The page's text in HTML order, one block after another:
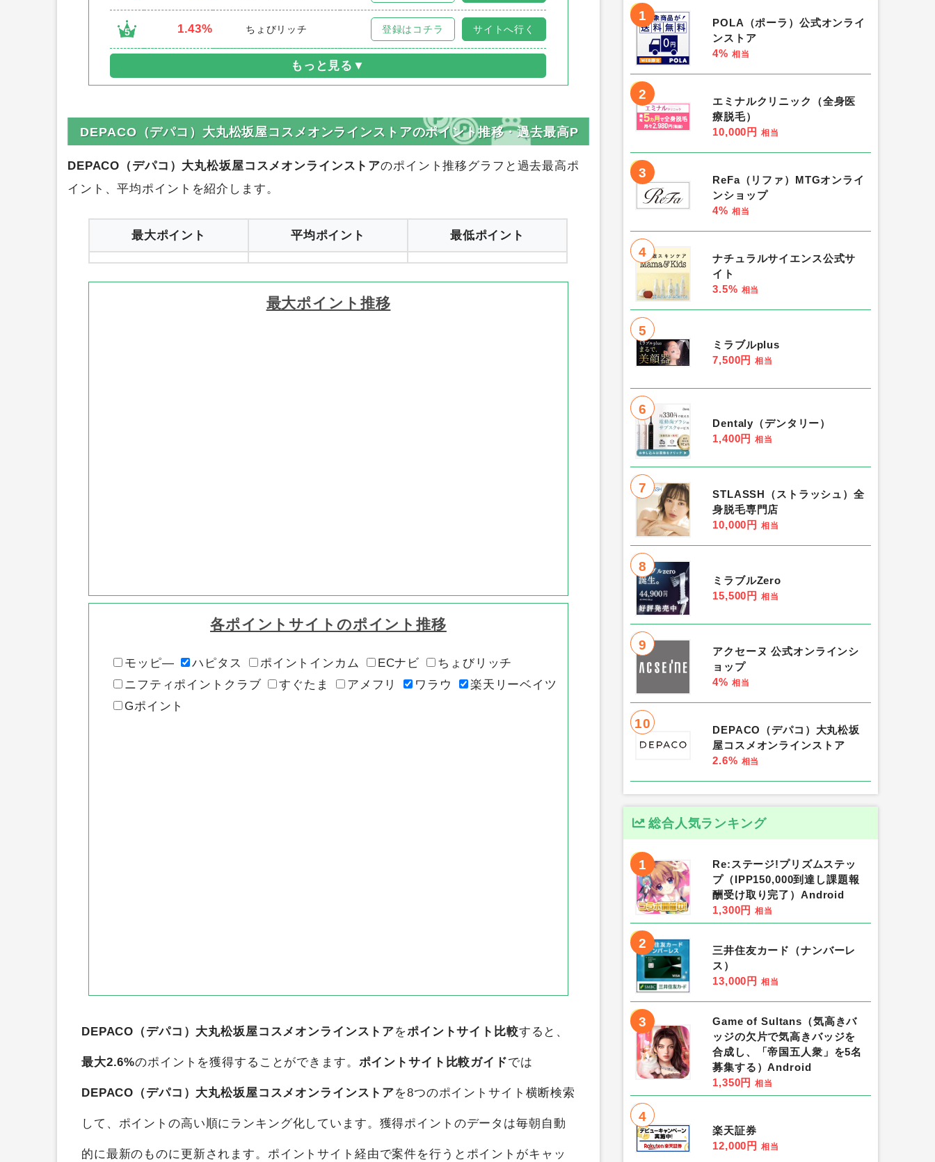
5 1.43% ちょびリッチ 登録はコチラ サイトへ行く
DEPACO（デパコ）大丸松坂屋コスメオンラインストアのポイント推移・過去最高P
DEPACO（デパコ）大丸松坂屋コスメオンラインストアのポイント推移グラフと過去最高ポ
イント、平均ポイントを紹介します。
最大ポイント 平均ポイント 最低ポイント
最大ポイント推移
各ポイントサイトのポイント推移
モッピ― ハピタス ポイントインカム ECナビ
ちょびリッチ
ニフティポイントクラブ
すぐたま アメフリ ワラウ
楽天リーベイツ
Gポイント
DEPACO（デパコ）大丸松坂屋コスメオンラインストアをポイントサイト比較すると、
最大2.6%のポイントを獲得することができます。 ポイントサイト比較ガイドでは
DEPACO（デパコ）大丸松坂屋コスメオンラインストアを8つのポイントサイト横断検索
して、ポイントの高い順にランキング化しています。獲得ポイントのデータは毎朝自動
的に最新のものに更新されます。ポイントサイト経由で案件を行うとポイントがキャッ
1
POLA（ポーラ）公式オンライ
ンストア
4% 相当
2
エミナルクリニック（全身医
療脱毛）
10,000円 相当
3
ReFa（リファ）MTGオンライ
ンショップ
4% 相当
4
ナチュラルサイエンス公式サ
イト
3.5% 相当
5
ミラブルplus
7,500円 相当
6
Dentaly（デンタリー）
1,400円 相当
7
STLASSH（ストラッシュ）全
身脱毛専門店
10,000円 相当
8
ミラブルZero
15,500円 相当
9
アクセーヌ 公式オンラインシ
ョップ
4% 相当
10
DEPACO（デパコ）大丸松坂
屋コスメオンラインストア
2.6% 相当
総合人気ランキング
1
Re:ステージ!プリズムステッ
プ（IPP150,000到達し課題報
酬受け取り完了）Android
1,300円 相当
2
三井住友カード（ナンバーレ
ス）
13,000円 相当
3
Game of Sultans（気高きバ
ッジの欠片で気高きバッジを
合成し、「帝国五人衆」を5名
募集する）Android
1,350円 相当
4
楽天証券
12,000円 相当